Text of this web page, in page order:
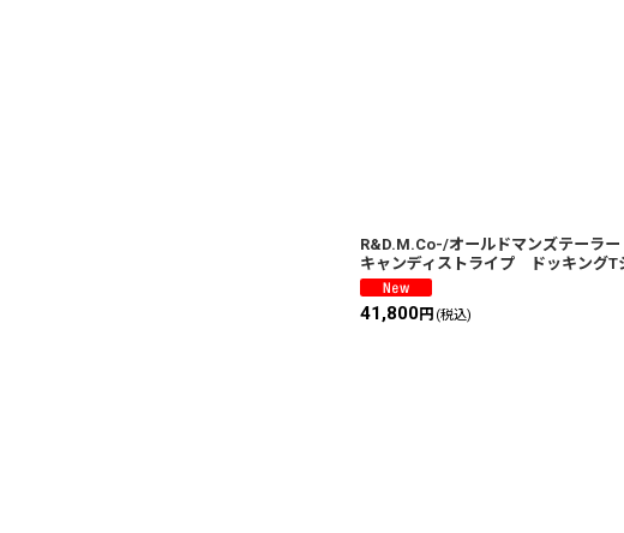
R&D.M.Co-/オールドマンズテーラ
キャンディストライプ ドッキングT
41,800円 (税込)